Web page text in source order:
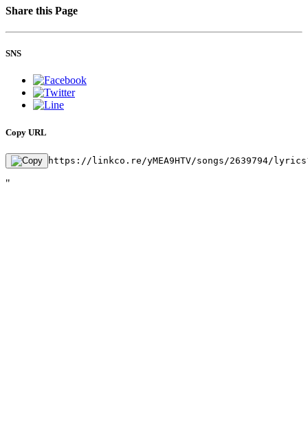
Share this Page
SNS
Copy URL
https://linkco.re/yMEA9HTV/songs/2639794/
"